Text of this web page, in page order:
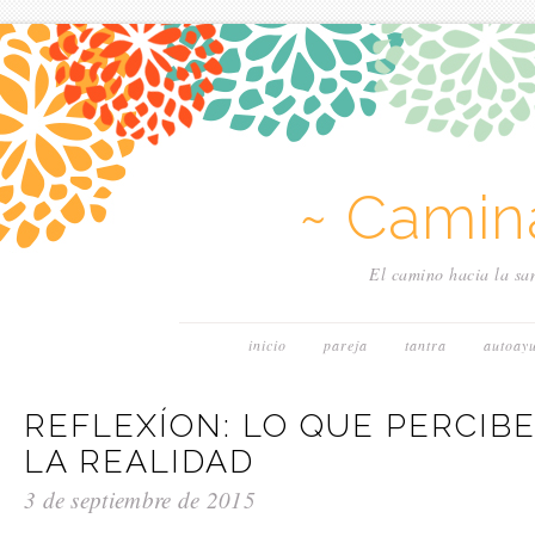
~
El camino hacia la
inicio pareja tantra
REFLEXÍON: LO QUE
LA REALIDAD
3 de septiembre de 2015